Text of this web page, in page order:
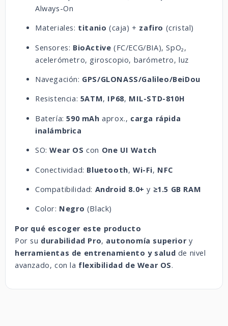
Always-On
Materiales: titanio (caja) + zafiro (cristal)
Sensores: BioActive (FC/ECG/BIA), SpO₂,
acelerómetro, giroscopio, barómetro, luz
Navegación: GPS/GLONASS/Galileo/BeiDou
Resistencia: 5ATM, IP68, MIL-STD-810H
Batería:590 mAh aprox., carga rápida
inalámbrica
SO:Wear OS con One UI Watch
Conectividad: Bluetooth,Wi-Fi, NFC
Compatibilidad: Android 8.0+ y ≥1.5 GB RAM
Color: Negro (Black)
Por qué escoger este producto
Por su durabilidad Pro, autonomía superiory
herramientas de entrenamiento y salud de nivel
avanzado, con la flexibilidad de Wear OS.